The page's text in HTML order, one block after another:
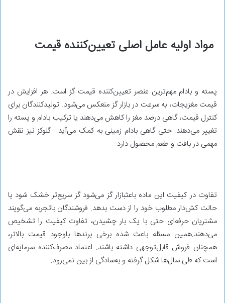
مواد اولیه عامل اصلی تعیین‌کننده قیمت
پسته و بادام مهم‌ترین عنصر تعیین‌کننده قیمت گز است. هر افزایش در
قیمت مغزیجات، به سرعت در بازار گز منعکس می‌شود. تولیدکنندگان برای
کنترل قیمت، گاهی درصد مغز را کاهش می‌دهند یا ترکیب بادام و پسته را
تغییر می‌دهند. حتی گاهی بادام زمینی به کمک می‌آید. گلوکز نیز نقش
مهمی در بافت و طعم محصول دارد.
تفاوت در کیفیت این ماده باعثبازار گز می‌شود گز سریع‌تر خشک شود یا
حالت کش‌دار مطلوب خود را از دست بدهد. فروشندگان باتجربه می‌گویند
مشتریان حرفه‌ای حتی با یک بار چشیدن، تفاوت کیفیت را تشخیص
می‌دهند.همین مسئله باعث شده برخی برندها باوجود قیمت بالاتر،
همچنان فروش قابل‌توجهی داشته باشند. اعتماد مصرف‌کننده سرمایه‌ای
است که طی سال‌ها شکل گرفته و به‌سادگی از بین نمی‌رود.